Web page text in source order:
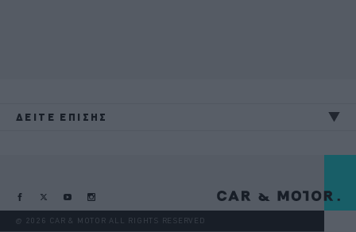
ΔΕΙΤΕ ΕΠΙΣΗΣ
@ 2026 CAR & MOTOR ALL RIGHTS RESERVED